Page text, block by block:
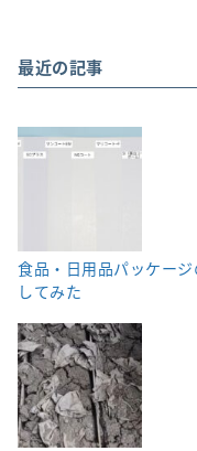
最近の記事
食品・日用品パッケー
してみた